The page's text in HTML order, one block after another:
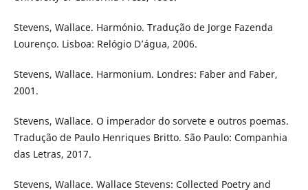
Stevens, Wallace. Harmónio. Tradução de Jorge Fazenda
Lourenço. Lisboa: Relógio D’água, 2006.
Stevens, Wallace. Harmonium. Londres: Faber and Faber,
2001.
Stevens, Wallace. O imperador do sorvete e outros poemas.
Tradução de Paulo Henriques Britto. São Paulo: Companhia
das Letras, 2017.
Stevens, Wallace. Wallace Stevens: Collected Poetry and